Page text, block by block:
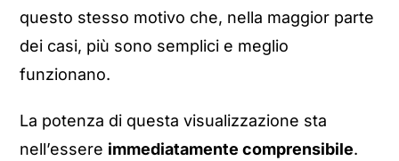
questo stesso motivo che, nella maggior parte
dei casi, più sono semplici e meglio
funzionano.
La potenza di questa visualizzazione sta
nell’essere immediatamente comprensibile.